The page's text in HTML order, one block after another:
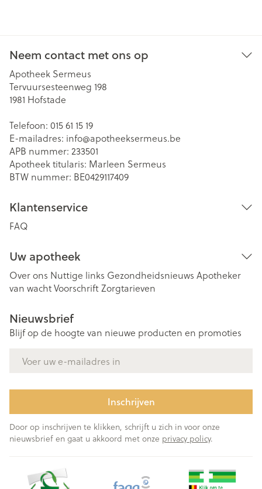
Neem contact met ons op
Apotheek Sermeus
Tervuursesteenweg 198
1981 Hofstade
Telefoon: 015 61 15 19
E-mailadres: info@apotheeksermeus.be
APB nummer: 233501
Apotheek titularis: Marleen Sermeus
BTW nummer: BE0429117409
Klantenservice
FAQ
Uw apotheek
Over ons Nuttige links Gezondheidsnieuws Apotheker
van wachtVoorschriftZorgtarieven
Nieuwsbrief
Blijf op de hoogte van nieuwe producten en promoties
Inschrijven
Door op inschrijven te klikken, schrijft u zich in voor onze
nieuwsbrief en gaat u akkoord met onze privacy policy.